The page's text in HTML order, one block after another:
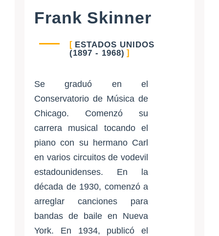
Frank Skinner
ESTADOS UNIDOS
(1897 - 1968)
Se graduó en el
Conservatorio de Música de
Chicago. Comenzó su
carrera musical tocando el
piano con su hermano Carl
en varios circuitos de vodevil
estadounidenses. En la
década de 1930, comenzó a
arreglar canciones para
bandas de baile en Nueva
York. En 1934, publicó el